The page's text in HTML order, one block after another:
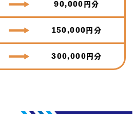
90,000円分
150,000円分
300,000円分